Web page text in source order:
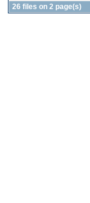
26 files on 2 page(s)